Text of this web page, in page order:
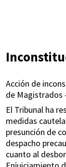
Acción de
de Magistrados
El Tribunal ha
medidas
presunción de
despacho
cuanto al